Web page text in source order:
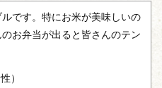
です。特にお米が美味しいの
お弁当が出ると皆さんのテン
）